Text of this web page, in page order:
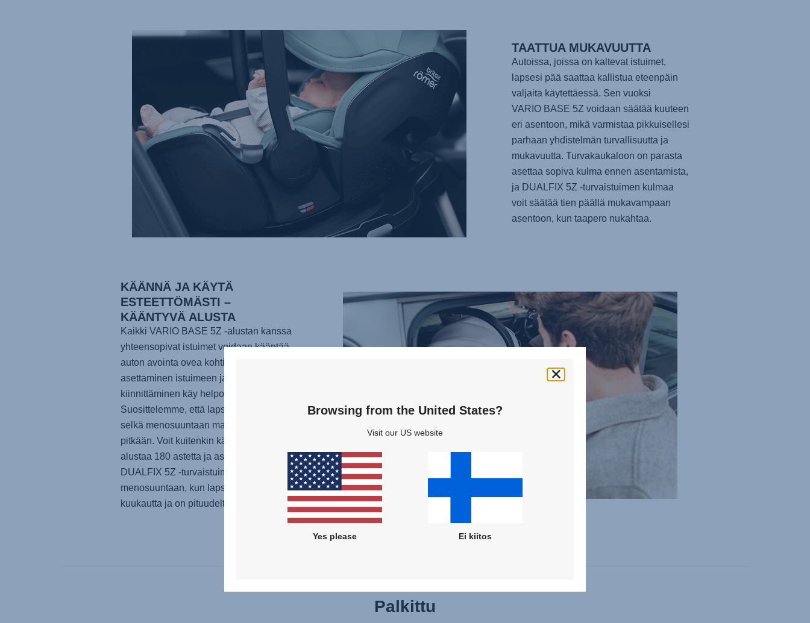
TAATTUA MUKAVUUTTA
Autoissa, joissa on kaltevat istuimet,
lapsesi pää saattaa kallistua eteenpäin
valjaita käytettäessä. Sen vuoksi
VARIO BASE 5Z voidaan säätää kuuteen
eri asentoon, mikä varmistaa pikkuisellesi
parhaan yhdistelmän turvallisuutta ja
mukavuutta. Turvakaukaloon on parasta
asettaa sopiva kulma ennen asentamista,
ja DUALFIX 5Z -turvaistuimen kulmaa
voit säätää tien päällä mukavampaan
asentoon, kun taapero nukahtaa.
KÄÄNNÄ JA KÄYTÄ
ESTEETTÖMÄSTI –
KÄÄNTYVÄ ALUSTA
Kaikki VARIO BASE 5Z -alustan kanssa
yhteensopivat istuimet voidaan kääntää
auton avointa ovea kohti, jolloin lapsen
asettaminen istuimeen ja valjaiden
kiinnittäminen käy helposti.
Suosittelemme, että lapset matkustavat
selkä menosuuntaan mahdollisimman
pitkään. Voit kuitenkin kätevästi kääntää
alustaa 180 astetta ja asettaa
DUALFIX 5Z -turvaistuimesi kasvot
menosuuntaan, kun lapsi on täyttänyt 15
kuukautta ja on pituudeltaan 76 cm.
Palkittu
Browsing from the United States?
Visit our US website
Yes please Ei kiitos